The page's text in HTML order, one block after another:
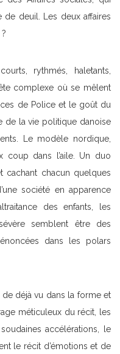
deuil. Les deux affaires
rythmés, haletants,
complexe où se mêlent
de Police et le goût du
de la vie politique danoise
Le modèle nordique,
coup dans l’aile. Un duo
cachant chacun quelques
société en apparence
des enfants, les
semblent être des
dans les polars
de déjà vu dans la forme et
méticuleux du récit, les
accélérations, le
le récit d’émotions et de